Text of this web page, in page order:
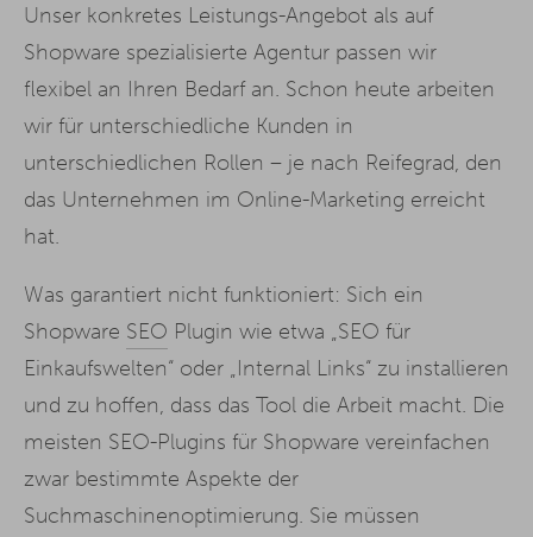
Unser konkretes Leistungs-Angebot als auf
Shopware spezialisierte Agentur passen wir
flexibel an Ihren Bedarf an. Schon heute arbeiten
wir für unterschiedliche Kunden in
unterschiedlichen Rollen – je nach Reifegrad, den
das Unternehmen im Online-Marketing erreicht
hat.
Was garantiert nicht funktioniert: Sich ein
Shopware SEO Plugin wie etwa „SEO für
Einkaufswelten“ oder „Internal Links“ zu installieren
und zu hoffen, dass das Tool die Arbeit macht. Die
meisten SEO-Plugins für Shopware vereinfachen
zwar bestimmte Aspekte der
Suchmaschinenoptimierung. Sie müssen